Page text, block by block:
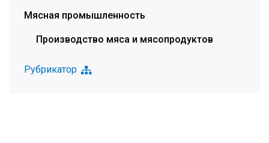
Мясная промышленность
Производство мяса и мясопродуктов
Рубрикатор